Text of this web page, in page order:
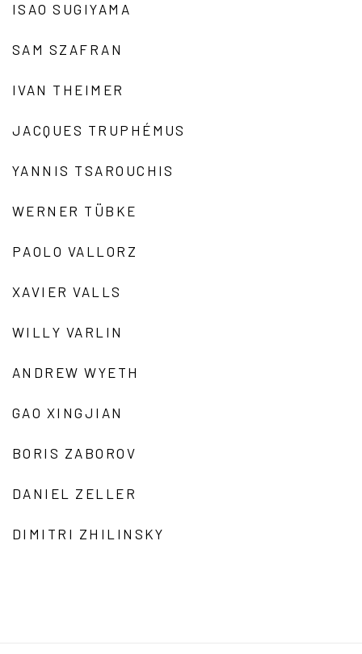
ISAO SUGIYAMA
SAM SZAFRAN
IVAN THEIMER
JACQUES TRUPHÉMUS
YANNIS TSAROUCHIS
WERNER TÜBKE
PAOLO VALLORZ
XAVIER VALLS
WILLY VARLIN
ANDREW WYETH
GAO XINGJIAN
BORIS ZABOROV
DANIEL ZELLER
DIMITRI ZHILINSKY